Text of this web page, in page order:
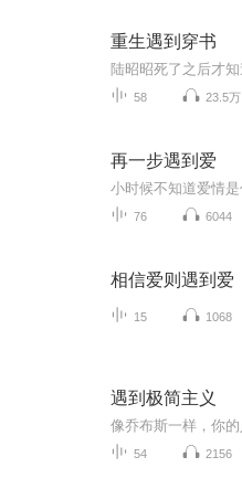
重生遇到穿书
58 23.5万
再一步遇到爱
76 6044
相信爱则遇到爱
15 1068
遇到极简主义
54 2156